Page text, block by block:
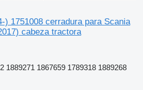
) 1751008 cerradura para Scania
cabeza tractora
1889271 1867659 1789318 1889268